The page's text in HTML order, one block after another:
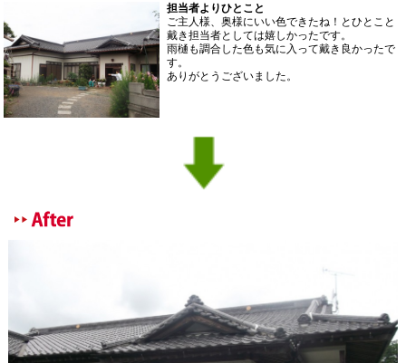
担当者よりひとこと
ご主人様、奥様にいい色できたね！とひとこと
戴き担当者としては嬉しかったです。
雨樋も調合した色も気に入って戴き良かったで
す。
ありがとうございました。